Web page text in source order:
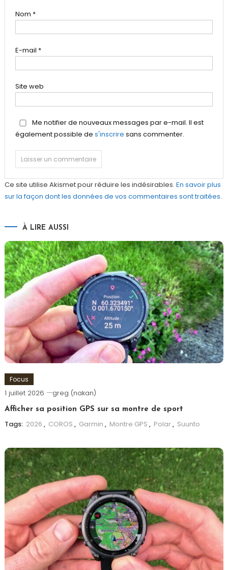
Nom *
E-mail *
Site web
Me notifier de nouveaux messages par e-mail. Il est
également possible de s'inscrire sans commenter.
Ce site utilise Akismet pour réduire les indésirables. En savoir plus
sur la façon dont les données de vos commentaires sont traitées.
À LIRE AUSSI
Focus
1 juillet 2026 greg (nakan)
Afficher sa position GPS sur sa montre de sport
Tags: 2026 , COROS , Garmin , Montre GPS , Polar, Suunto